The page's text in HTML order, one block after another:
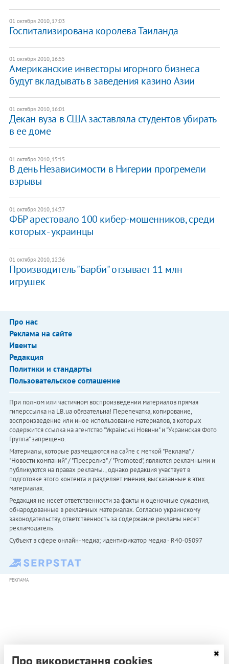
01 октября 2010, 17:03
Госпитализирована королева Таиланда
01 октября 2010, 16:55
Американские инвесторы игорного бизнеса
будут вкладывать в заведения казино Азии
01 октября 2010, 16:01
Декан вуза в США заставляла студентов убирать
в ее доме
01 октября 2010, 15:15
В день Независимости в Нигерии прогремели
взрывы
01 октября 2010, 14:37
ФБР арестовало 100 кибер-мошенников, среди
которых - украинцы
01 октября 2010, 12:36
Производитель "Барби" отзывает 11 млн
игрушек
Про нас
Реклама на сайте
Ивенты
Редакция
Политики и стандарты
Пользовательское соглашение
При полном или частичном воспроизведении материалов прямая
гиперссылка на LB.ua обязательна! Перепечатка, копирование,
воспроизведение или иное использование материалов, в которых
содержится ссылка на агентство "Українськi Новини" и "Украинская Фото
Группа" запрещено.
Материалы, которые размещаются на сайте с меткой "Реклама" /
"Новости компаний" / "Пресрелиз" / "Promoted", являются рекламными и
публикуются на правах рекламы. , однако редакция участвует в
подготовке этого контента и разделяет мнения, высказанные в этих
материалах.
Редакция не несет ответственности за факты и оценочные суждения,
обнародованные в рекламных материалах. Согласно украинскому
законодательству, ответственность за содержание рекламы несет
рекламодатель.
Субъект в сфере онлайн-медиа; идентификатор медиа - R40-05097
РЕКЛАМА
Про використання cookies